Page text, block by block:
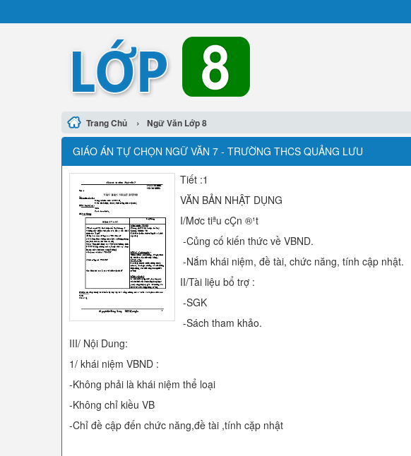
Trang Chủ › Ngữ Văn Lớp 8
GIÁO ÁN TỰ CHỌN NGỮ VĂN 7 - TRƯỜNG THCS QUẢNG LƯU
Tiết :1
VĂN BẢN NHẬT DỤNG
I/Mơc tiªu cÇn ®¹t
-Củng cố kiến thức về VBND.
-Nắm khái niệm, đề tài, chức năng, tính cập nhật.
II/Tài liệu bổ trợ :
-SGK
-Sách tham khảo.
III/ Nội Dung:
1/ khái niệm VBND :
-Không phải là khái niệm thể loại
-Không chỉ kiều VB
-Chỉ đề cập đến chức năng,đề tài ,tính cặp nhật